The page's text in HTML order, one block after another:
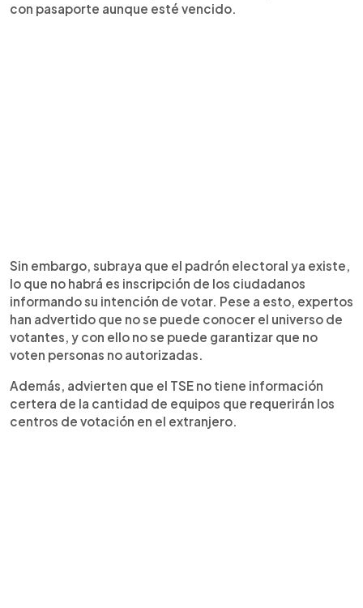
con pasaporte aunque esté vencido.
Sin embargo, subraya que el padrón electoral ya existe,
lo que no habrá es inscripción de los ciudadanos
informando su intención de votar. Pese a esto, expertos
han advertido que no se puede conocer el universo de
votantes, y con ello no se puede garantizar que no
voten personas no autorizadas.
Además, advierten que el TSE no tiene información
certera de la cantidad de equipos que requerirán los
centros de votación en el extranjero.